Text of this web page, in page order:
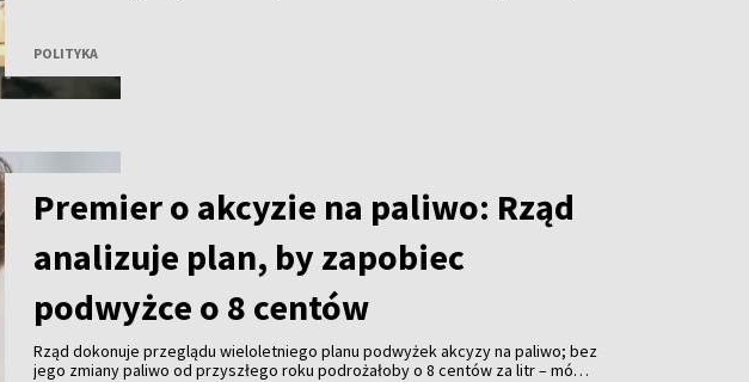
POLITYKA
Premier o akcyzie na paliwo: Rząd
analizuje plan, by zapobiec
podwyżce o 8 centów
Rząd dokonuje przeglądu wieloletniego planu podwyżek akcyzy na paliwo; bez
jego zmiany paliwo od przyszłego roku podrożałoby o 8 centów za litr – mówi